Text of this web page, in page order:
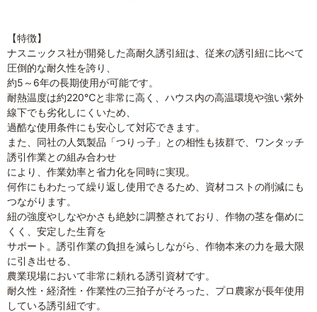
【特徴】
ナスニックス社が開発した高耐久誘引紐は、従来の誘引紐に比べて
圧倒的な耐久性を誇り、
約5～6年の長期使用が可能です。
耐熱温度は約220℃と非常に高く、ハウス内の高温環境や強い紫外
線下でも劣化しにくいため、
過酷な使用条件にも安心して対応できます。
また、同社の人気製品「つりっ子」との相性も抜群で、ワンタッチ
誘引作業との組み合わせ
により、作業効率と省力化を同時に実現。
何作にもわたって繰り返し使用できるため、資材コストの削減にも
つながります。
紐の強度やしなやかさも絶妙に調整されており、作物の茎を傷めに
くく、安定した生育を
サポート。誘引作業の負担を減らしながら、作物本来の力を最大限
に引き出せる、
農業現場において非常に頼れる誘引資材です。
耐久性・経済性・作業性の三拍子がそろった、プロ農家が長年使用
している誘引紐です。